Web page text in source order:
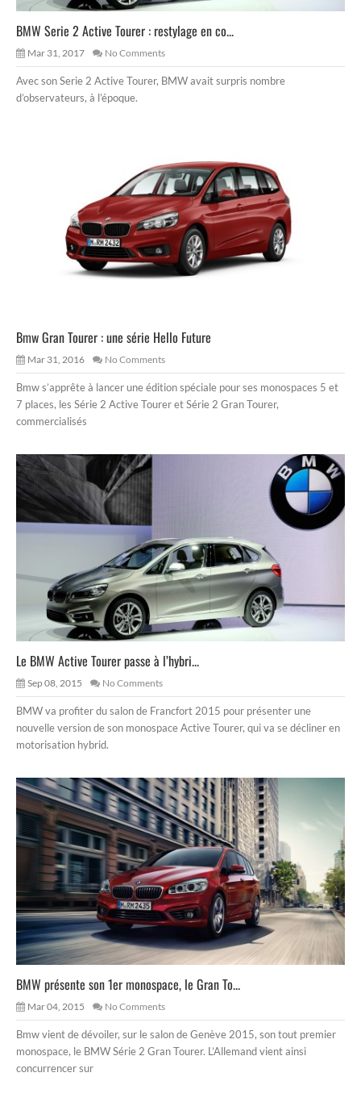
BMW Serie 2 Active Tourer : restylage en co...
Mar 31, 2017 No Comments
Avec son Serie 2 Active Tourer, BMW avait surpris nombre
d’observateurs, à l’époque.
Bmw Gran Tourer : une série Hello Future
Mar 31, 2016 No Comments
Bmw s’apprête à lancer une édition spéciale pour ses monospaces 5 et
7 places, les Série 2 Active Tourer et Série 2 Gran Tourer,
commercialisés
Le BMW Active Tourer passe à l’hybri...
Sep 08, 2015 No Comments
BMW va profiter du salon de Francfort 2015 pour présenter une
nouvelle version de son monospace Active Tourer, qui va se décliner en
motorisation hybrid.
BMW présente son 1er monospace, le Gran To...
Mar 04, 2015 No Comments
Bmw vient de dévoiler, sur le salon de Genève 2015, son tout premier
monospace, le BMW Série 2 Gran Tourer. L’Allemand vient ainsi
concurrencer sur